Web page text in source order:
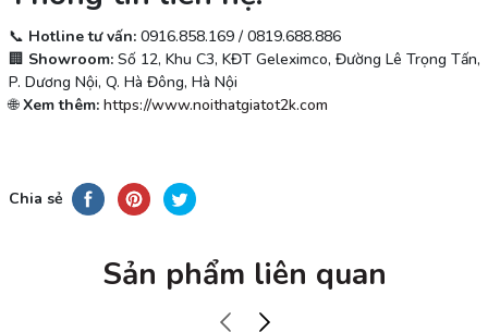
📞 Hotline tư vấn:0916.858.169 / 0819.688.886
🏢 Showroom:Số 12, Khu C3, KĐT Geleximco, Đường Lê Trọng Tấn,
P. Dương Nội, Q. Hà Đông, Hà Nội
🌐Xem thêm:https://www.noithatgiatot2k.com
Chia sẻ
Sản phẩm liên quan